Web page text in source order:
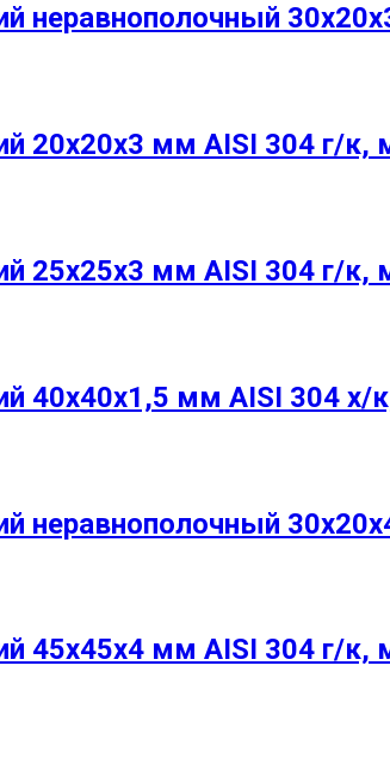
неравнополочный
20х20х3 мм AISI 304 г/к,
25х25х3 мм AISI 304 г/к,
40х40х1,5 мм AISI 304 х/
неравнополочный
45х45х4 мм AISI 304 г/к,